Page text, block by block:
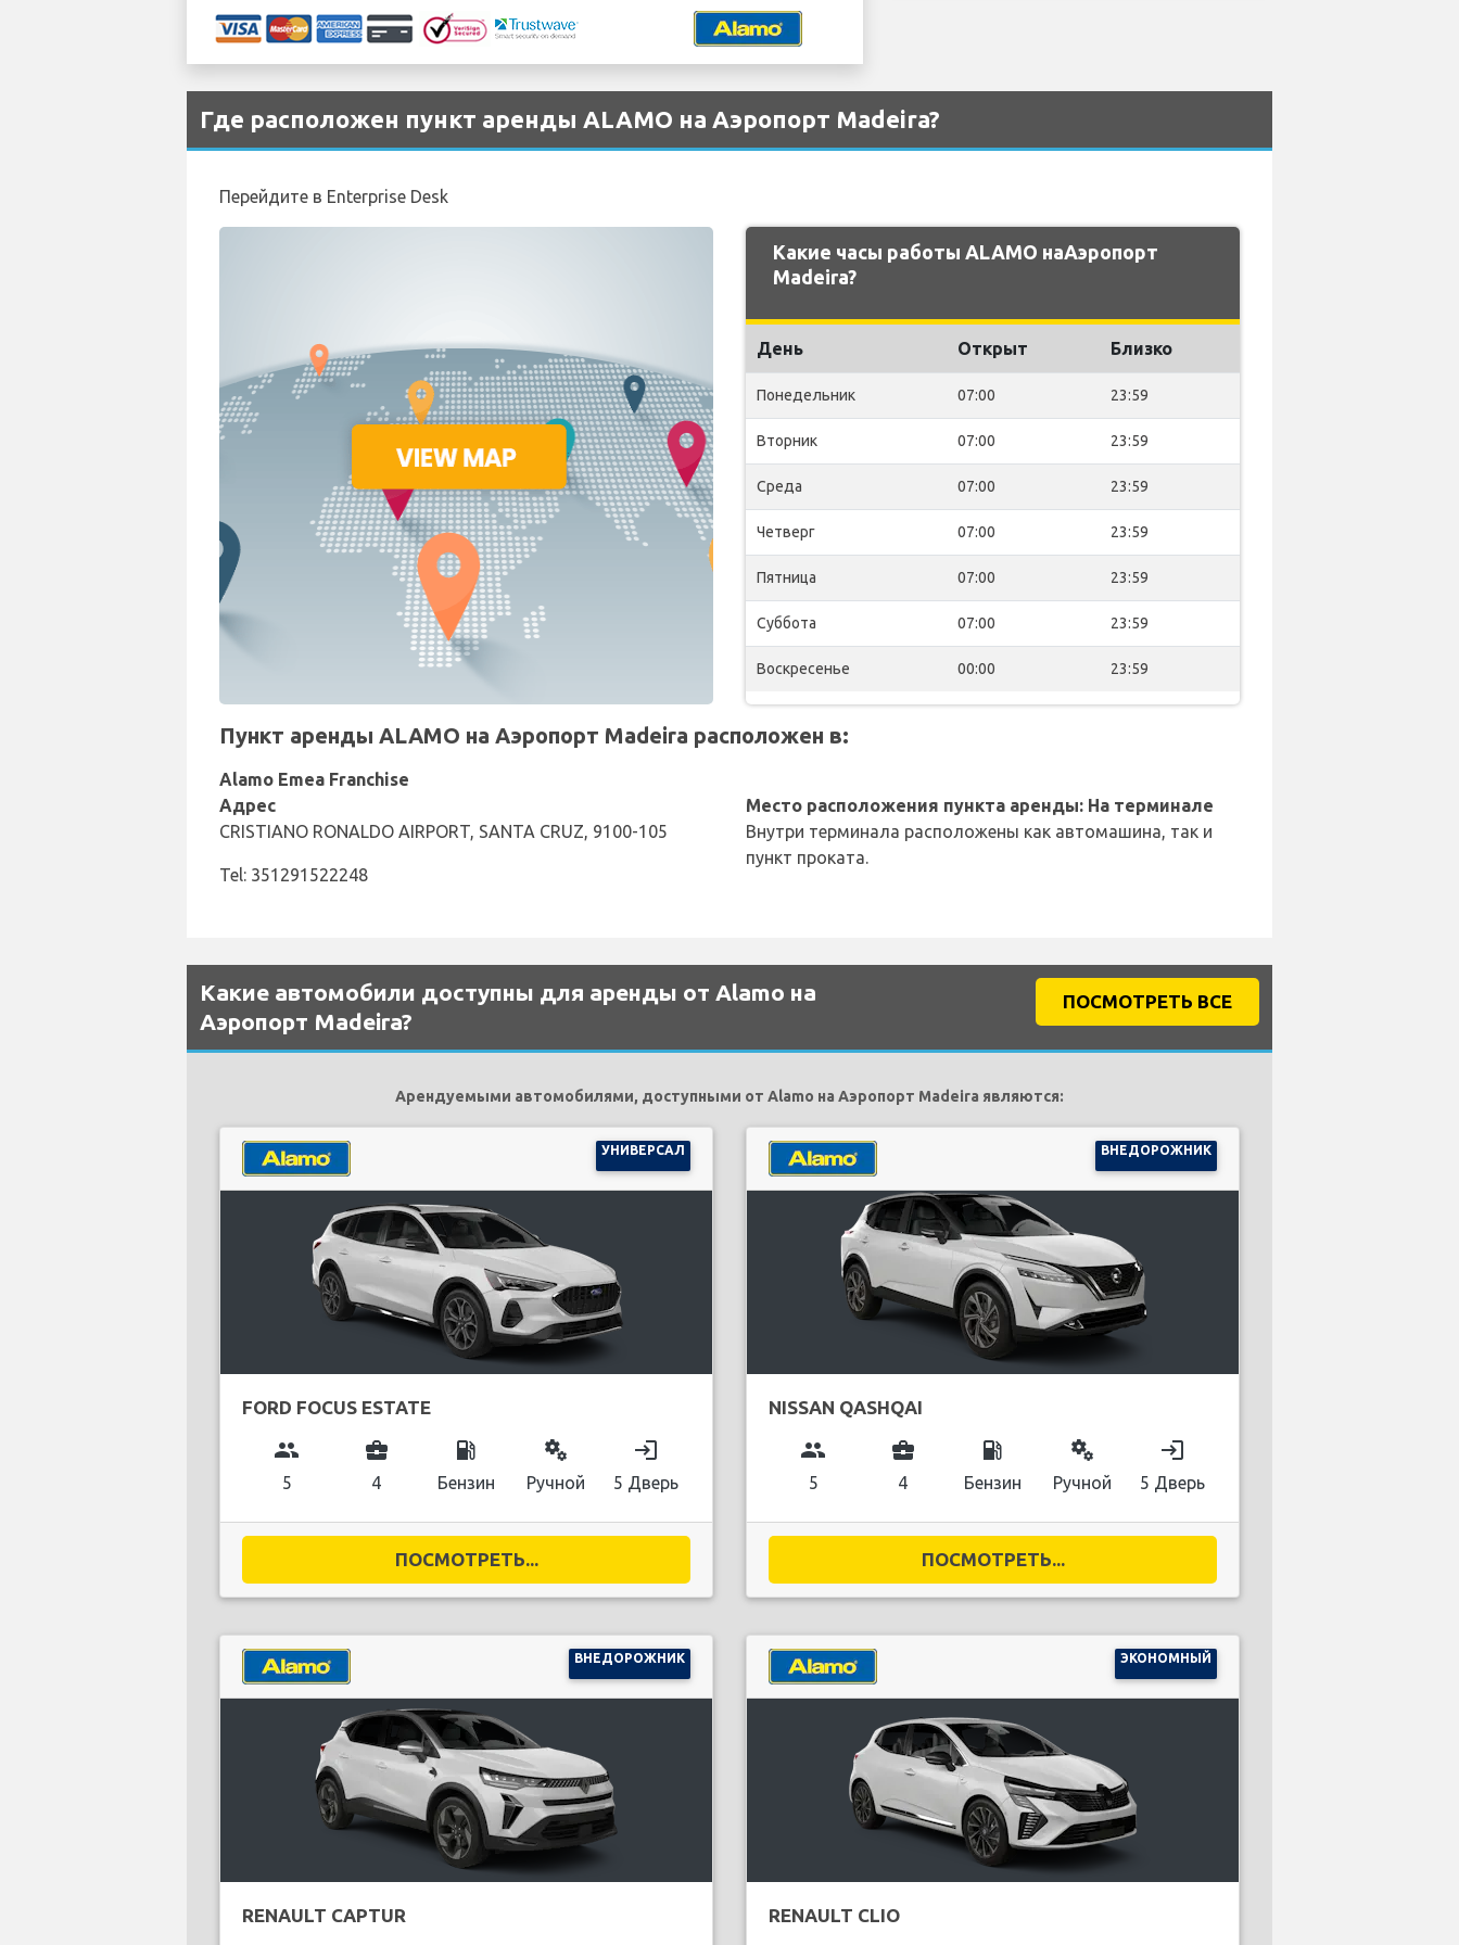
Где расположен пункт аренды ALAMO на Аэропорт Madeira?
Перейдите в Enterprise Desk
Какие часы работы ALAMO наАэропорт
Madeira?
День Открыт Близко
Понедельник 07:00 23:59
Вторник 07:00 23:59
Среда 07:00 23:59
Четверг 07:00 23:59
Пятница 07:00 23:59
Суббота 07:00 23:59
Воскресенье 00:00 23:59
Пункт аренды ALAMO на Аэропорт Madeira расположен в:
Alamo Emea Franchise
Адрес
CRISTIANO RONALDO AIRPORT, SANTA CRUZ, 9100-105
Tel: 351291522248
Место расположения пункта аренды: На терминале
Внутри терминала расположены как автомашина, так и
пункт проката.
Какие автомобили доступны для аренды от Alamo на
Аэропорт Madeira?
ПОСМОТРЕТЬ ВСЕ
Арендуемыми автомобилями, доступными от Alamo на Аэропорт Madeira являются:
УНИВЕРСАЛ
FORD FOCUS ESTATE
group
5
business_center
4
local_gas_station
Бензин
miscellaneous_services
Ручной
login
5 Дверь
ПОСМОТРЕТЬ...
ВНЕДОРОЖНИК
NISSAN QASHQAI
group
5
business_center
4
local_gas_station
Бензин
miscellaneous_services
Ручной
login
5 Дверь
ПОСМОТРЕТЬ...
ВНЕДОРОЖНИК
RENAULT CAPTUR
ЭКОНОМНЫЙ
RENAULT CLIO